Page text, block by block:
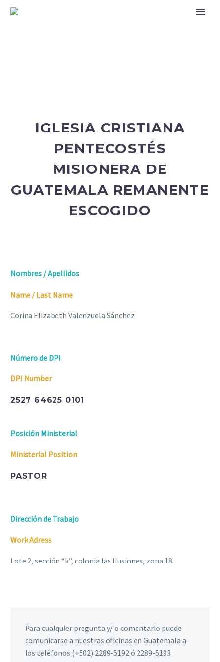
IGLESIA CRISTIANA
PENTECOSTÉS
MISIONERA DE
GUATEMALA REMANENTE
ESCOGIDO
Nombres / Apellidos
Name / Last Name
Corina Elizabeth Valenzuela Sánchez
Número de DPI
DPI Number
2527 64625 0101
Posición Ministerial
Ministerial Position
PASTOR
Dirección de Trabajo
Work Adress
Lote 2, sección “k”, colonia las Ilusiones, zona 18.
Para cualquier pregunta y/ o comentario puede
comunicarse a nuestras oficinas en Guatemala a
los teléfonos (+502) 2289-5192 ó 2289-5193